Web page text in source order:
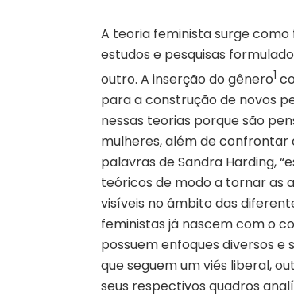
A teoria feminista surge
estudos e pesquisas
outro. A inserção do gênero1
para a construção de novos
nessas teorias porque são
mulheres, além de confrontar
palavras de Sandra Harding,
teóricos de modo a tornar as
visíveis no âmbito das
feministas já nascem com o
possuem enfoques diversos e
que seguem um viés liberal,
seus respectivos quadros